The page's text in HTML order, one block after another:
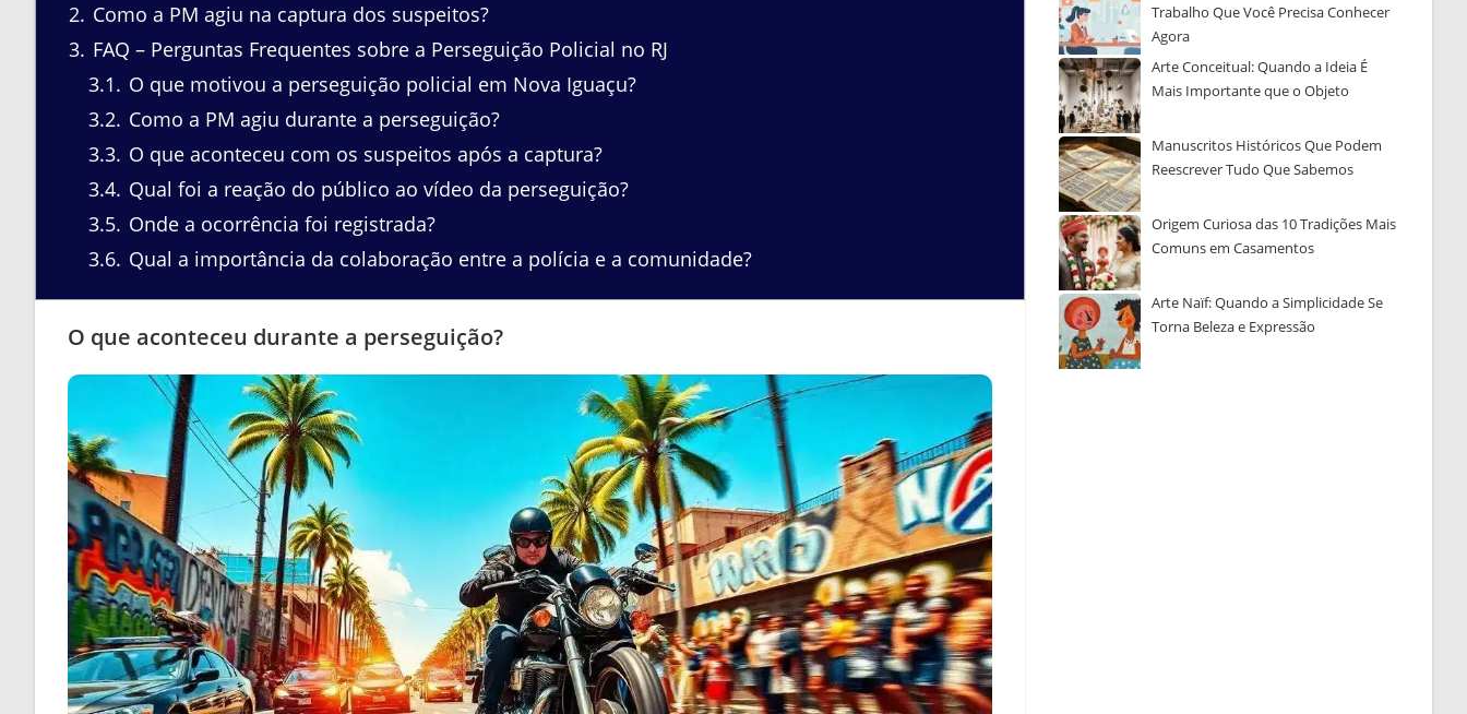
2 Como a PM agiu na captura dos suspeitos?
3 FAQ – Perguntas Frequentes sobre a Perseguição Policial no RJ
3.1
O que motivou a perseguição policial em Nova Iguaçu?
3.2 Como a PM agiu durante a perseguição?
3.3 O que aconteceu com os suspeitos após a captura?
3.4 Qual foi a reação do público ao vídeo da perseguição?
3.5 Onde a ocorrência foi registrada?
3.6 Qual a importância da colaboração entre a polícia e a comunidade?
O que aconteceu durante a perseguição?
Trabalho Que Você Precisa Conhecer
Agora
Arte Conceitual: Quando a Ideia É
Mais Importante que o Objeto
Manuscritos Históricos Que Podem
Reescrever Tudo Que Sabemos
Origem Curiosa das 10 Tradições Mais
Comuns em Casamentos
Arte Naïf: Quando a Simplicidade Se
Torna Beleza e Expressão